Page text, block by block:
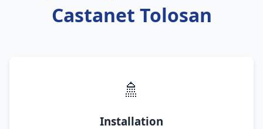
Castanet Tolosan
🚿
Installation